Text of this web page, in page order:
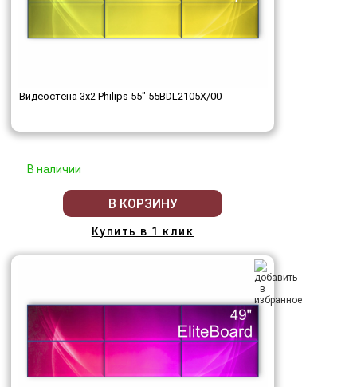
Видеостена 3x2 Philips 55" 55BDL2105X/00
В наличии
В КОРЗИНУ
Купить в 1 клик